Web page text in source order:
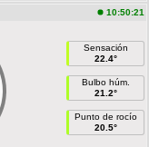
10:50:21
Sensación
22.4°
Bulbo húm.
21.2°
Punto de rocío
20.5°